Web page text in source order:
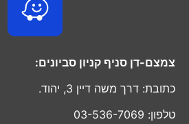
צמצם-דן סניף קניון סביונים:
כתובת: דרך משה דיין 3, יהוד.
טלפון: 03-536-7069